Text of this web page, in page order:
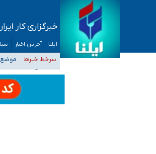
خبرگزاری کار
ایلنا آخرین اخبار
سرخط خبرها :
۴۰ تا ۵۰ روز گرمای نسبی در پیش داریم/ دمای تهران به ۳۸ درجه می‌رسد
موضع وزارت
خبرنگاران راویان
آخرین وضعیت شیوع